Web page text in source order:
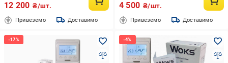
12 200 ₴/шт.
Привеземо Доставимо
4 500 ₴/шт.
Привеземо Доставимо